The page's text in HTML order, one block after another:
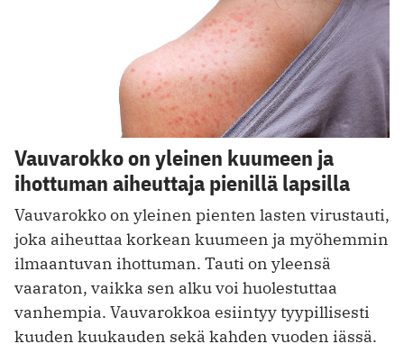
Vauvarokko on yleinen kuumeen ja
ihottuman aiheuttaja pienillä lapsilla
Vauvarokko on yleinen pienten lasten virustauti,
joka aiheuttaa korkean kuumeen ja myöhemmin
ilmaantuvan ihottuman. Tauti on yleensä
vaaraton, vaikka sen alku voi huolestuttaa
vanhempia. Vauvarokkoa esiintyy tyypillisesti
kuuden kuukauden sekä kahden vuoden iässä.